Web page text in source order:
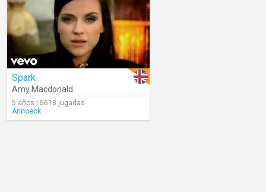
Spark
Amy Macdonald
5 años | 5618 jugadas
Annoeck